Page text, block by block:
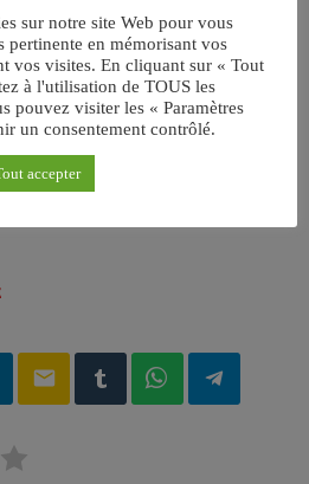
email
sur notre site Web pour vous
en mémorisant vos
vos visites. En cliquant sur « Tout
à l'utilisation de TOUS les
pouvez visiter les « Paramètres
un consentement contrôlé.
accepter